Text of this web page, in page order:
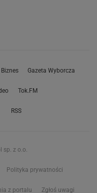
Biznes Gazeta Wyborcza
Tok.FM
RSS
sp. z o.o.
Polityka prywatności
z portalu Zgłoś uwagi